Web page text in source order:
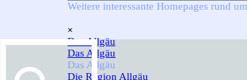
Weitere interessante Homepages rund
×
Das Allgäu▼
Das Allgäu
Das Allgäu
Die Region Allgäu